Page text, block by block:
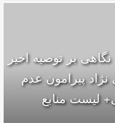
بر توصیه اخیر
پیرامون عدم
لیست منابع